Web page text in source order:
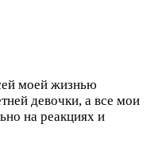
моей жизнью
девочки, а все мои
на реакциях и